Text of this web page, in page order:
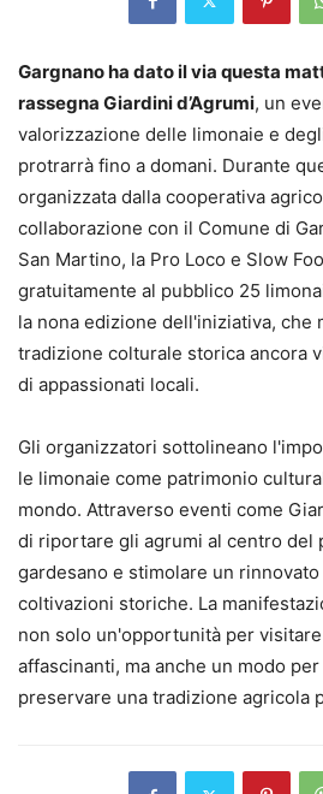
Gargnano ha dato il via questa
rassegna Giardini d’Agrumi, un
valorizzazione delle limonaie e
protrarrà fino a domani. Durante
organizzata dalla cooperativa
collaborazione con il Comune di
San Martino, la Pro Loco e Slow
gratuitamente al pubblico 25
la nona edizione dell'iniziativa, che
tradizione colturale storica ancora
di appassionati locali.
Gli organizzatori sottolineano
le limonaie come patrimonio
mondo. Attraverso eventi come
di riportare gli agrumi al centro del
gardesano e stimolare un
coltivazioni storiche. La
non solo un'opportunità per
affascinanti, ma anche un modo
preservare una tradizione agricola